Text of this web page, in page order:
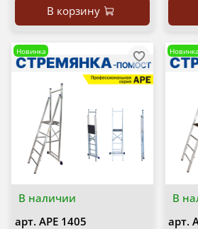
В корзину
В наличии
Новинка
арт. APE 1405
В
Новинка
арт.